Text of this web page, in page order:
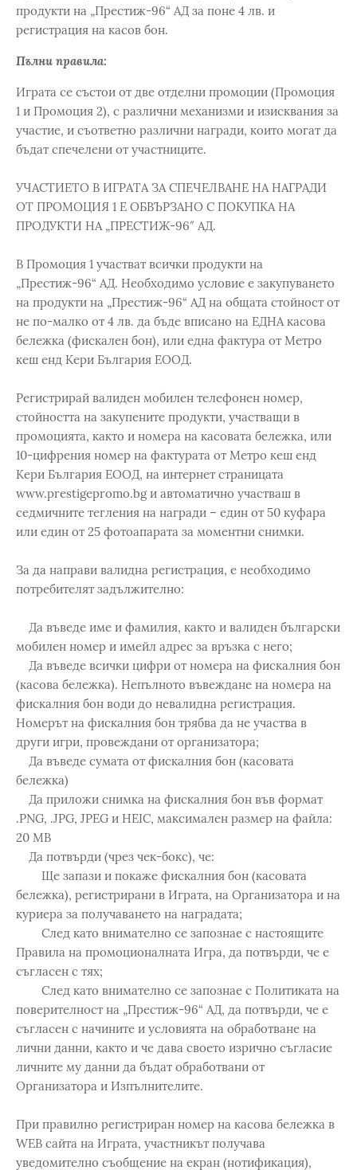
продукти на „Престиж-96“ АД за поне 4 лв. и
регистрация на касов бон.
Пълни правила:
Играта се състои от две отделни промоции (Промоция
1 и Промоция 2), с различни механизми и изисквания за
участие, и съответно различни награди, които могат да
бъдат спечелени от участниците.
УЧАСТИЕТО В ИГРАТА ЗА СПЕЧЕЛВАНЕ НА НАГРАДИ
ОТ ПРОМОЦИЯ 1 Е ОБВЪРЗАНО С ПОКУПКА НА
ПРОДУКТИ НА „ПРЕСТИЖ-96″ АД.
В Промоция 1 участват всички продукти на
„Престиж-96“ АД. Необходимо условие е закупуването
на продукти на „Престиж-96“ АД на общата стойност от
не по-малко от 4 лв. да бъде вписано на ЕДНА касова
бележка (фискален бон), или една фактура от Метро
кеш енд Кери България ЕООД.
Регистрирай валиден мобилен телефонен номер,
стойността на закупените продукти, участващи в
промоцията, както и номера на касовата бележка, или
10-цифрения номер на фактурата от Метро кеш енд
Кери България ЕООД, на интернет страницата
www.prestigepromo.bg и автоматично участваш в
седмичните тегления на награди – един от 50 куфара
или един от 25 фотоапарата за моментни снимки.
За да направи валидна регистрация, е необходимо
потребителят задължително:
Да въведе име и фамилия, както и валиден български
мобилен номер и имейл адрес за връзка с него;
Да въведе всички цифри от номера на фискалния бон
(касова бележка). Непълното въвеждане на номера на
фискалния бон води до невалидна регистрация.
Номерът на фискалния бон трябва да не участва в
други игри, провеждани от организатора;
Да въведе сумата от фискалния бон (касовата
бележка)
Да приложи снимка на фискалния бон във формат
.PNG, .JPG, JPEG и HEIC, максимален размер на файла:
20 MB
Да потвърди (чрез чек-бокс), че:
Ще запази и покаже фискалния бон (касовата
бележка), регистрирани в Играта, на Организатора и на
куриера за получаването на наградата;
След като внимателно се запознае с настоящите
Правила на промоционалната Игра, да потвърди, че е
съгласен с тях;
След като внимателно се запознае с Политиката на
поверителност на „Престиж-96“ АД, да потвърди, че е
съгласен с начините и условията на обработване на
лични данни, както и че дава своето изрично съгласие
личните му данни да бъдат обработвани от
Организатора и Изпълнителите.
При правилно регистриран номер на касова бележка в
WEB сайта на Играта, участникът получава
уведомително съобщение на екран (нотификация),